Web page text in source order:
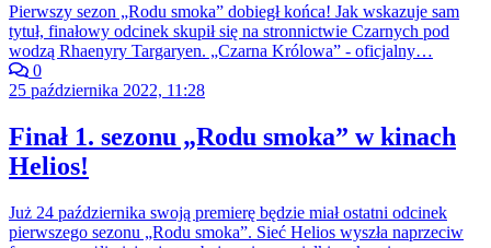
Pierwszy sezon „Rodu smoka” dobiegł końca! Jak wskazuje sam
tytuł, finałowy odcinek skupił się na stronnictwie Czarnych pod
wodzą Rhaenyry Targaryen. „Czarna Królowa” - oficjalny…
0
25 października 2022, 11:28
Finał 1. sezonu „Rodu smoka” w kinach
Helios!
Już 24 października swoją premierę będzie miał ostatni odcinek
pierwszego sezonu „Rodu smoka”. Sieć Helios wyszła naprzeciw